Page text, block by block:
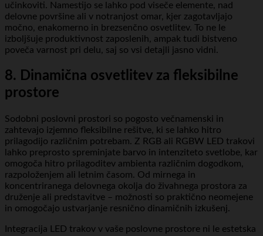
učinkoviti. Namestijo se lahko pod viseče elemente, nad
delovne površine ali v notranjost omar, kjer zagotavljajo
močno, enakomerno in brezsenčno osvetlitev. To ne le
izboljšuje produktivnost zaposlenih, ampak tudi bistveno
poveča varnost pri delu, saj so vsi detajli jasno vidni.
8. Dinamična osvetlitev za fleksibilne
prostore
Sodobni poslovni prostori so pogosto večnamenski in
zahtevajo izjemno fleksibilne rešitve, ki se lahko hitro
prilagodijo različnim potrebam. Z RGB ali RGBW LED trakovi
lahko preprosto spreminjate barvo in intenziteto svetlobe, kar
omogoča hitro prilagoditev ambienta različnim dogodkom,
razpoloženjem ali letnim časom. Od mirnega in
koncentriranega delovnega okolja do živahnega prostora za
druženje ali predstavitve – možnosti so praktično neomejene
in omogočajo ustvarjanje resnično dinamičnih izkušenj.
Integracija LED trakov v vaše poslovne prostore ni le estetska